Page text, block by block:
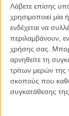
Λάβετε επίσης
χρησιμοποιεί μία
ενδέχεται να
περιλαμβάνουν,
χρήσης σας.
αρνηθείτε τη
τρίτων μερών της
σκοπούς που
συγκατάθεσης
To teaser
αναφέρει ότι
βίντεοκαιστην
υπάρχουν σχόλια
φτιαγμένο από fan
κατέβηκε, αλλά
το δείτε πιο κάτω.